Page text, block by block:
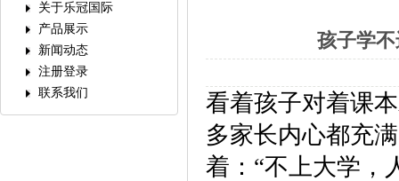
关于乐冠国际
产品展示
新闻动态
注册登录
联系我们
孩子学
看着孩子对着课
多家长内心都充
着：“不上大学，